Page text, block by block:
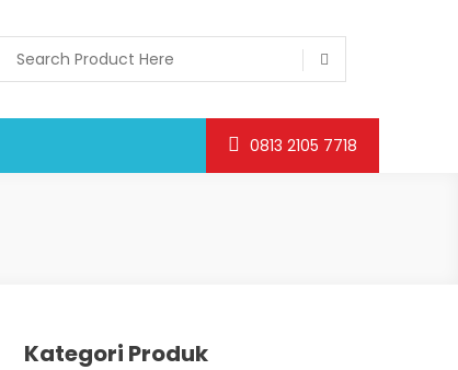
0813 2105 7718
Kategori Produk